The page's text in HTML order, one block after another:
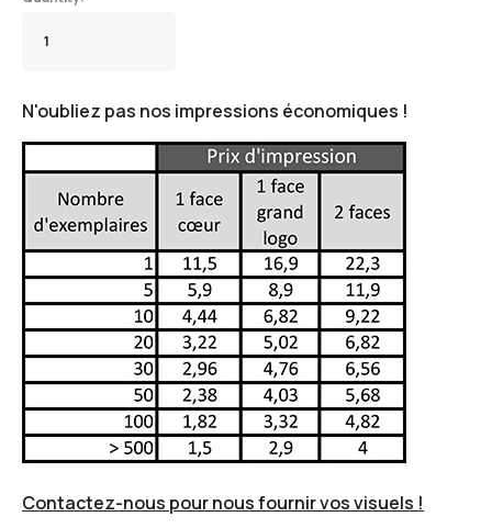
N'oubliez pas nos impressions économiques !
Contactez-nous pour nous fournir vos visuels !